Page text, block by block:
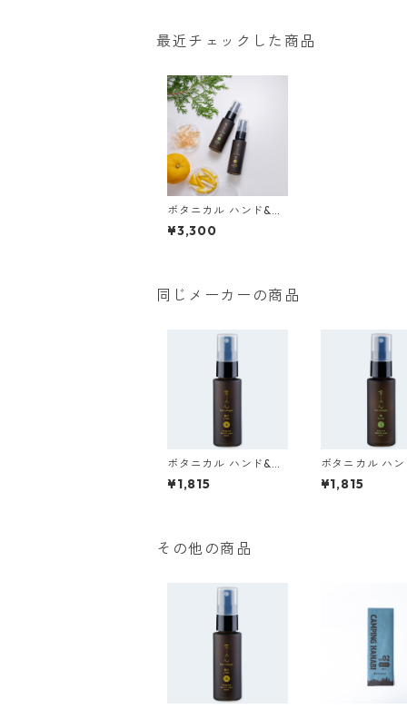
最近チェックした商品
ボタニカル ハンド&マ
スクスプレー（檜＆柚
子セット）
¥3,300
同じメーカーの商品
ボタニカル ハンド&マ
スクスプレー（柚子）
¥1,815
ボタニカル ハ
スクスプレー（
¥1,815
その他の商品